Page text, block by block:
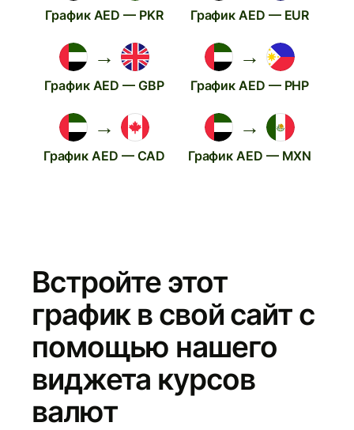
График AED — PKR График AED — EUR
→
График AED — GBP
→
График AED — PHP
→
График AED — CAD
→
График AED — MXN
Встройте этот
график в свой сайт с
помощью нашего
виджета курсов
валют